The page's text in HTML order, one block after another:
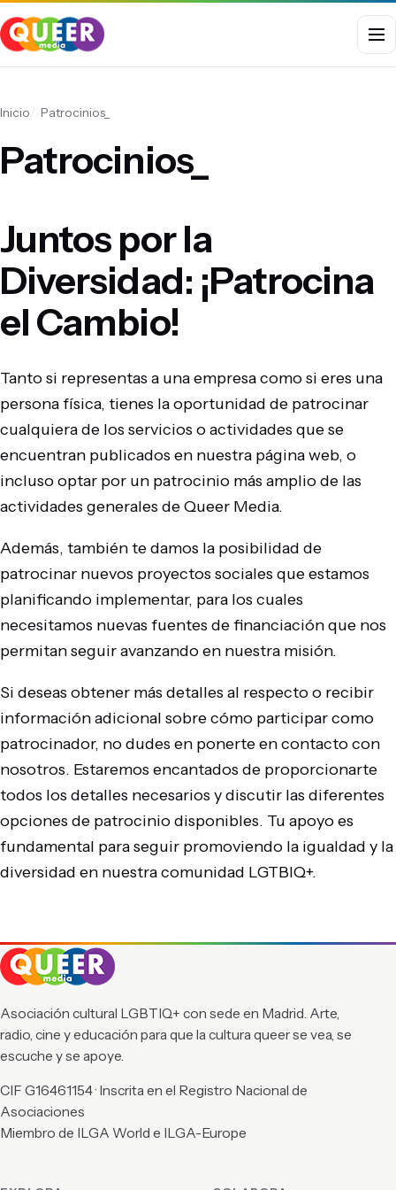
Inicio Patrocinios_
Patrocinios_
Juntos por la
Diversidad: ¡Patrocina
el Cambio!
Tanto si representas a una empresa como si eres una
persona física, tienes la oportunidad de patrocinar
cualquiera de los servicios o actividades que se
encuentran publicados en nuestra página web, o
incluso optar por un patrocinio más amplio de las
actividades generales de Queer Media.
Además, también te damos la posibilidad de
patrocinar nuevos proyectos sociales que estamos
planificando implementar, para los cuales
necesitamos nuevas fuentes de financiación que nos
permitan seguir avanzando en nuestra misión.
Si deseas obtener más detalles al respecto o recibir
información adicional sobre cómo participar como
patrocinador, no dudes en ponerte en contacto con
nosotros. Estaremos encantados de proporcionarte
todos los detalles necesarios y discutir las diferentes
opciones de patrocinio disponibles. Tu apoyo es
fundamental para seguir promoviendo la igualdad y la
diversidad en nuestra comunidad LGTBIQ+.
Asociación cultural LGBTIQ+ con sede en Madrid. Arte,
radio, cine y educación para que la cultura queer se vea, se
escuche y se apoye.
CIF G16461154 · Inscrita en el Registro Nacional de
Asociaciones
Miembro de ILGA World e ILGA-Europe